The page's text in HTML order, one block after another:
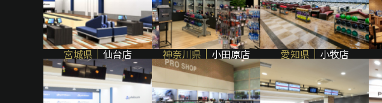
宮城県 仙台店 神奈川県 小田原店 愛知県 小牧店